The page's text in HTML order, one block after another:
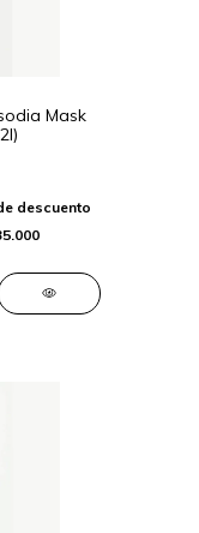
Mask
descuento